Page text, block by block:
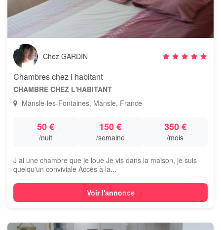
Chez GARDIN
Chambres chez l habitant
CHAMBRE CHEZ L'HABITANT
Mansle-les-Fontaines, Mansle, France
50 €
/nuit
150 €
/semaine
350 €
/mois
J ai une chambre que je loue Je vis dans la maison, je suis
quelqu'un conviviale Accès à la...
Voir l'annonce